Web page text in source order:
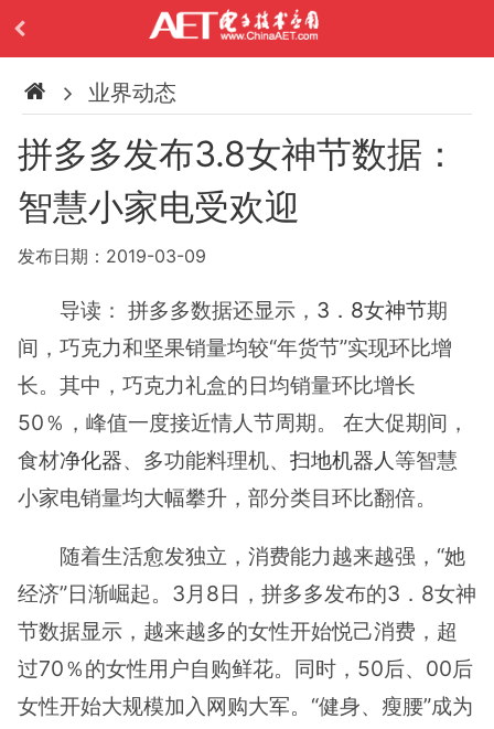
业界动态
拼多多发布3.8女神节数据：
智慧小家电受欢迎
发布日期：2019-03-09
导读： 拼多多数据还显示， 3．8女神节期
间，巧克力和坚果销量均较“年货节”实现环比增
长。其中，巧克力礼盒的日均销量环比增长
50％，峰值一度接近情人节周期。 在大促期间，
食材净化器、多功能料理机、 扫地机器人等智慧
小家电销量均大幅攀升，部分类目环比翻倍。
随着生活愈发独立，消费能力越来越强，“她
经济”日渐崛起。3月8日，拼多多发布的3．8女神
节数据显示，越来越多的女性开始悦己消费，超
过70％的女性用户自购鲜花。同时，50后、00后
女性开始大规模加入网购大军。“健身、瘦腰”成为